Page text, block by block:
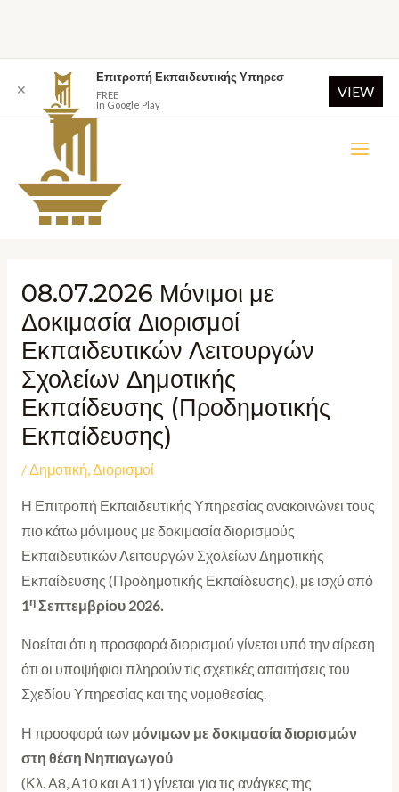
08.07.2026 Μόνιμοι με
Δοκιμασία Διορισμοί
Εκπαιδευτικών Λειτουργών
Σχολείων Δημοτικής
Εκπαίδευσης (Προδημοτικής
Εκπαίδευσης)
/Δημοτική,Διορισμοί
Η Επιτροπή Εκπαιδευτικής Υπηρεσίας ανακοινώνει τους
πιο κάτω μόνιμους με δοκιμασία διορισμούς
Εκπαιδευτικών Λειτουργών Σχολείων Δημοτικής
Εκπαίδευσης (Προδημοτικής Εκπαίδευσης), με ισχύ από
1η Σεπτεμβρίου 2026.
Νοείται ότι η προσφορά διορισμού γίνεται υπό την αίρεση
ότι οι υποψήφιοι πληρούν τις σχετικές απαιτήσεις του
Σχεδίου Υπηρεσίας και της νομοθεσίας.
Η προσφορά των μόνιμων με δοκιμασία διορισμών
στη θέση Νηπιαγωγού
(Κλ. Α8, Α10 και Α11) γίνεται για τις ανάγκες της
✕
Επιτροπή Εκπαιδευτικής Υπηρεσ
FREE
In Google Play
VIEW